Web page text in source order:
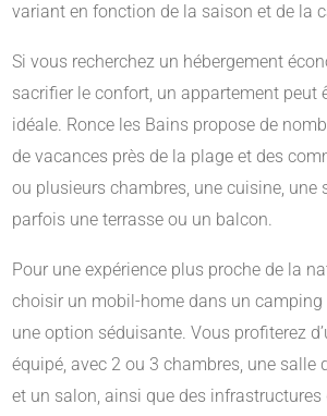
variant en fonction de la saison et de la
Si vous recherchez un hébergement
sacrifier le confort, un appartement peut
idéale. Ronce les Bains propose de
de vacances près de la plage et des
ou plusieurs chambres, une cuisine, une
parfois une terrasse ou un balcon.
Pour une expérience plus proche de la
choisir un mobil-home dans un camping
une option séduisante. Vous profiterez
équipé, avec 2 ou 3 chambres, une salle
et un salon, ainsi que des